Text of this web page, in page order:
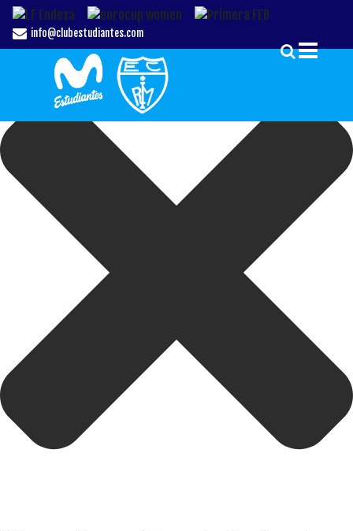
Gestionar el Consentimiento de las Cookies
info@clubestudiantes.com